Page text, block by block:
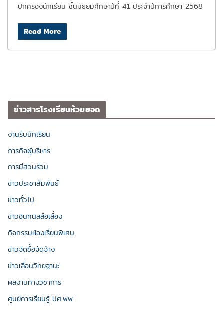
ปกครองนักเรียน ชั้นมัธยมศึกษาปีที่ 41 ประจำปีการศึกษา 2568
Read More
ข่าวสารโรงเรียนห้วยยอด
งานรับนักเรียน
ภารกิจผู้บริหาร
การมีส่วนร่วม
ข่าวประชาสัมพันธ์
ข่าวทั่วไป
ข่าวอินทนิลลือเลื่อง
กิจกรรมห้องเรียนพิเศษ
ข่าวจัดซื้อจัดจ้าง
ข่าวเลื่อนวิทยฐานะ
ผลงานทางวิชาการ
ศูนย์การเรียนรู้ ปศ.พพ.